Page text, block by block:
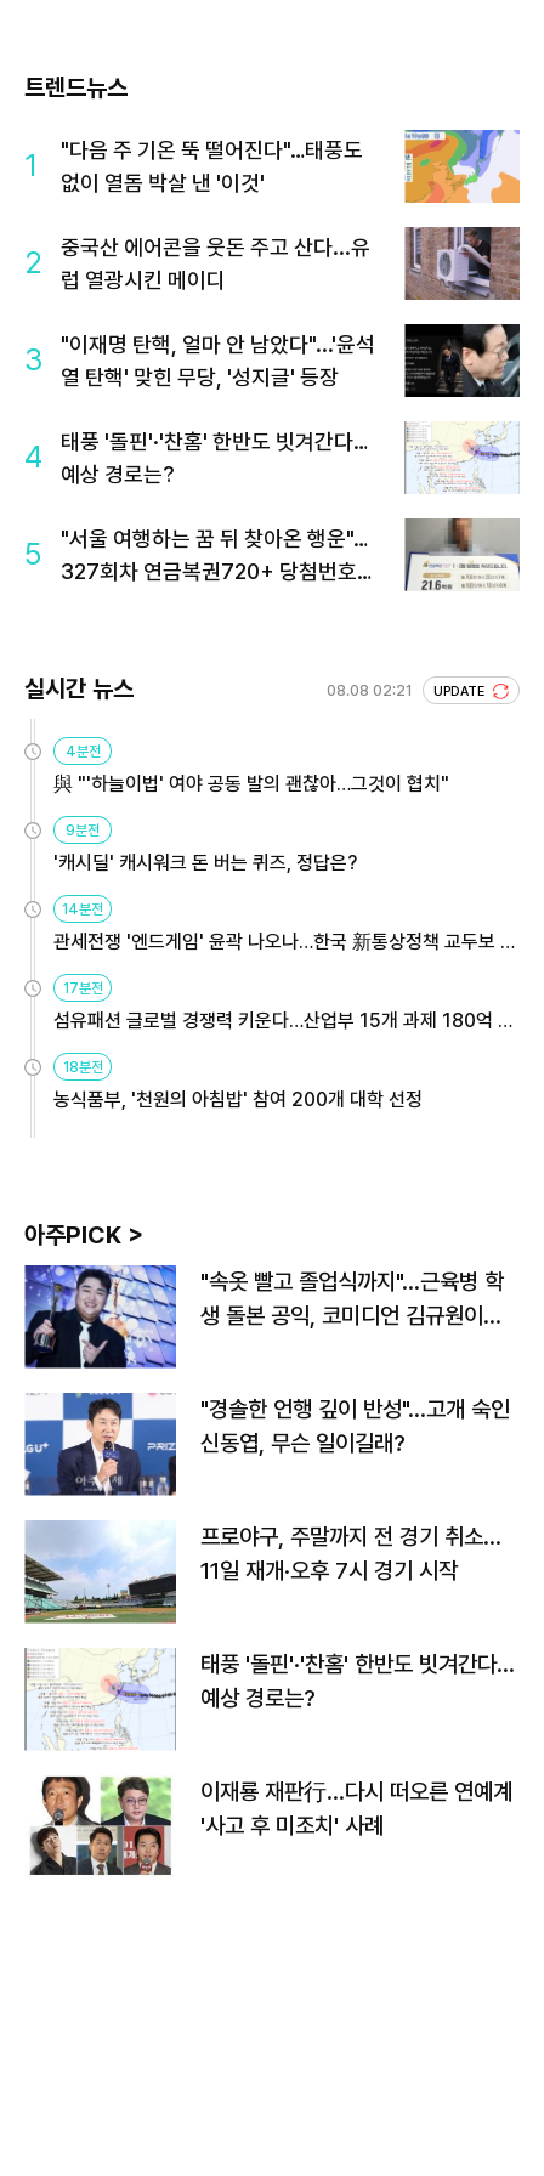
트렌드뉴스
1
"다음 주 기온 뚝 떨어진다"…태풍도
없이 열돔 박살 낸 '이것'
2
중국산 에어콘을 웃돈 주고 산다...유
럽 열광시킨 메이디
3
"이재명 탄핵, 얼마 안 남았다"...'윤석
열 탄핵' 맞힌 무당, '성지글' 등장
4
태풍 '돌핀'·'찬홈' 한반도 빗겨간다…
예상 경로는?
5
"서울 여행하는 꿈 뒤 찾아온 행운"…
327회차 연금복권720+ 당첨번호조
실시간 뉴스 08.08 02:21 UPDATE
4분전
與 "'하늘이법' 여야 공동 발의 괜찮아…그것이 협치"
9분전
'캐시딜' 캐시워크 돈 버는 퀴즈, 정답은?
14분전
관세전쟁 '엔드게임' 윤곽 나오나…한국 新통상정책 교두보 활
용해야
17분전
섬유패션 글로벌 경쟁력 키운다…산업부 15개 과제 180억 지
원
18분전
농식품부, '천원의 아침밥' 참여 200개 대학 선정
아주PICK >
"속옷 빨고 졸업식까지"…근육병 학
생 돌본 공익, 코미디언 김규원이었
"경솔한 언행 깊이 반성"…고개 숙인
신동엽, 무슨 일이길래?
프로야구, 주말까지 전 경기 취소…
11일 재개·오후 7시 경기 시작
태풍 '돌핀'·'찬홈' 한반도 빗겨간다…
예상 경로는?
이재룡 재판行…다시 떠오른 연예계
'사고 후 미조치' 사례